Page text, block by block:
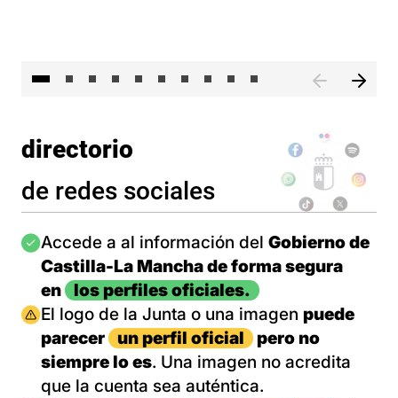
directorio
de redes sociales
Imagen
Accede a al información del Gobierno de
Castilla-La Mancha de forma segura
en
los perfiles oficiales.
Imagen
El logo de la Junta o una imagen puede
parecer
un perfil oficial
pero no
siempre lo es. Una imagen no acredita
que la cuenta sea auténtica.